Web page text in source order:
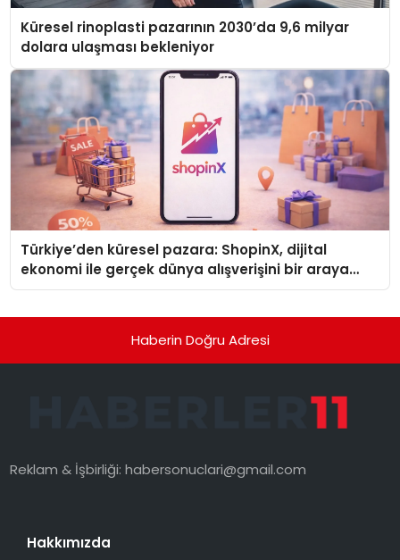
Küresel rinoplasti pazarının 2030’da 9,6 milyar
dolara ulaşması bekleniyor
Türkiye’den küresel pazara: ShopinX, dijital
ekonomi ile gerçek dünya alışverişini bir araya
getirmeyi hedefliyor
Haberin Doğru Adresi
Reklam & İşbirliği:habersonuclari@gmail.com
Hakkımızda